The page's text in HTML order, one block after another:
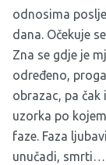
odnosima
dana. Očekuje
Zna se gdje je
određeno,
obrazac, pa
uzorka po
faze. Faza
unučadi, smrti…